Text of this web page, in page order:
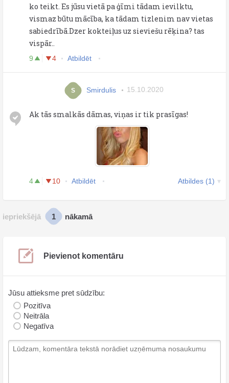
ko teikt. Es jūsu vietā pa ģīmi tādam ievilktu,
vismaz būtu mācība, ka tādam tizlenim nav vietas
sabiedrībā.Dzer kokteiļus uz sieviešu rēķina? tas
vispār..
9 4 Atbildēt
S Smirdulis 15.10.2020
Ak tās smalkās dāmas, viņas ir tik prasīgas!
4 10 Atbildēt Atbildes (1)
iepriekšējā 1 nākamā
Pievienot komentāru
Jūsu attieksme pret sūdzību:
Pozitīva
Neitrāla
Negatīva